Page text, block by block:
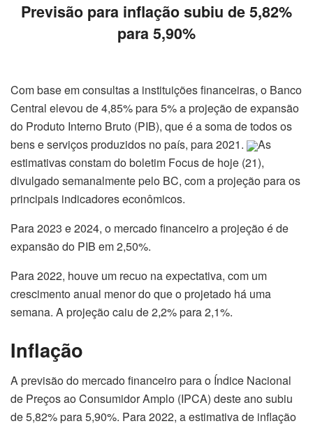
Previsão para inflação subiu de 5,82%
para 5,90%
Com base em consultas a instituições financeiras, o Banco
Central elevou de 4,85% para 5% a projeção de expansão
do Produto Interno Bruto (PIB), que é a soma de todos os
bens e serviços produzidos no país, para 2021.
As
estimativas constam do boletim Focus de hoje (21),
divulgado semanalmente pelo BC, com a projeção para os
principais indicadores econômicos.
Para 2023 e 2024, o mercado financeiro a projeção é de
expansão do PIB em 2,50%.
Para 2022, houve um recuo na expectativa, com um
crescimento anual menor do que o projetado há uma
semana. A projeção caiu de 2,2% para 2,1%.
Inflação
A previsão do mercado financeiro para o Índice Nacional
de Preços ao Consumidor Amplo (IPCA) deste ano subiu
de 5,82% para 5,90%. Para 2022, a estimativa de inflação